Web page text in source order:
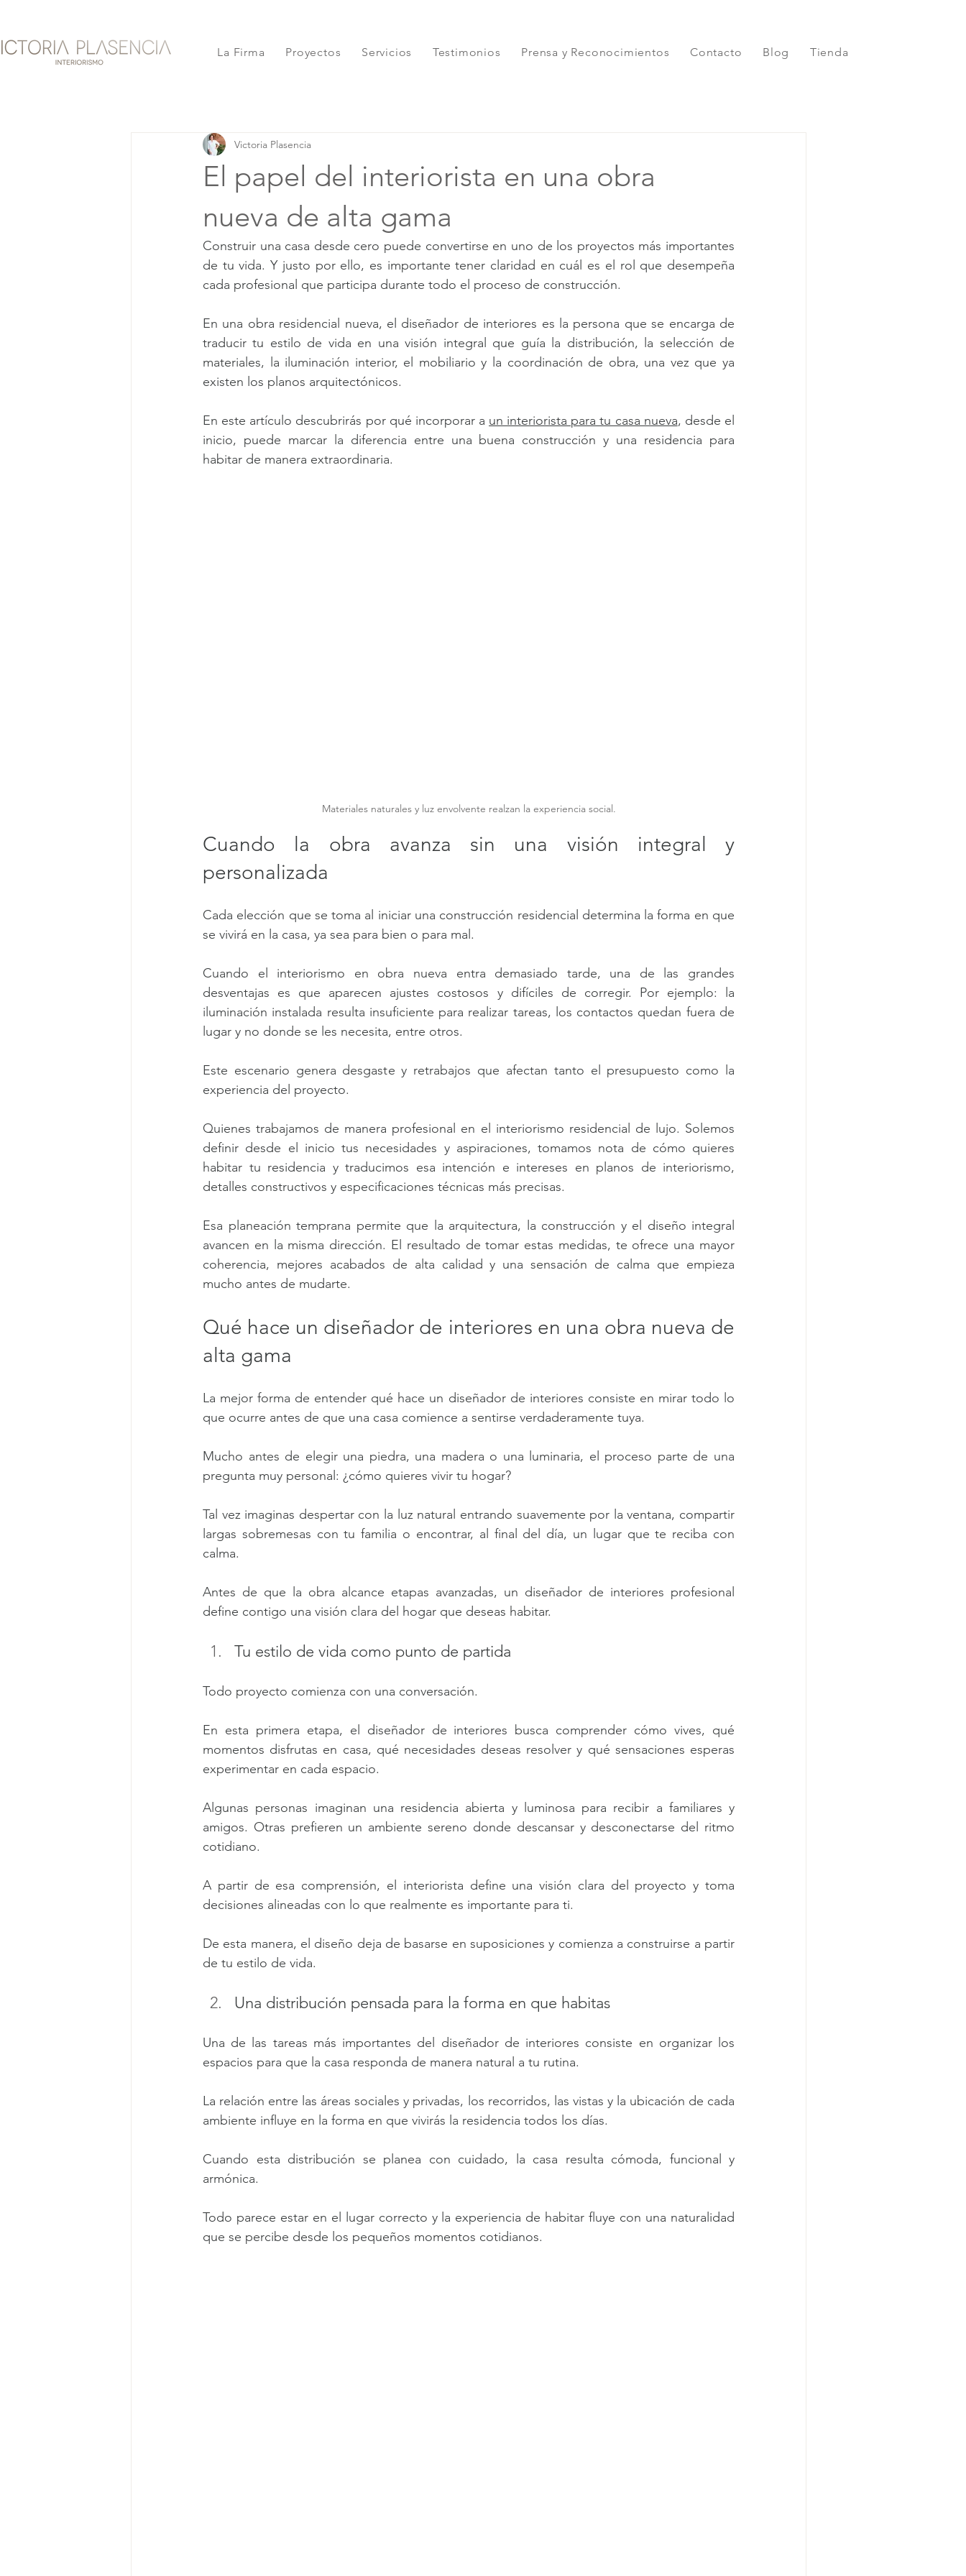
La Firma Proyectos Servicios Testimonios Prensa y Reconocimientos Contacto Blog Tienda
El papel del interiorista en una obra
nueva de alta gama
Victoria Plasencia
Construir una casa desde cero puede convertirse en uno de los proyectos más importantes
de tu vida. Y justo por ello, es importante tener claridad en cuál es el rol que desempeña
cada profesional que participa durante todo el proceso de construcción.
En una obra residencial nueva, el diseñador de interiores es la persona que se encarga de
traducir tu estilo de vida en una visión integral que guía la distribución, la selección de
materiales, la iluminación interior, el mobiliario y la coordinación de obra, una vez que ya
existen los planos arquitectónicos.
En este artículo descubrirás por qué incorporar a un interiorista para tu casa nueva, desde el
inicio, puede marcar la diferencia entre una buena construcción y una residencia para
habitar de manera extraordinaria.
Materiales naturales y luz envolvente realzan la experiencia social.
Cuando la obra avanza sin una visión integral y
personalizada
Cada elección que se toma al iniciar una construcción residencial determina la forma en que
se vivirá en la casa, ya sea para bien o para mal.
Cuando el interiorismo en obra nueva entra demasiado tarde, una de las grandes
desventajas es que aparecen ajustes costosos y difíciles de corregir. Por ejemplo: la
iluminación instalada resulta insuficiente para realizar tareas, los contactos quedan fuera de
lugar y no donde se les necesita, entre otros.
Este escenario genera desgaste y retrabajos que afectan tanto el presupuesto como la
experiencia del proyecto.
Quienes trabajamos de manera profesional en el interiorismo residencial de lujo. Solemos
definir desde el inicio tus necesidades y aspiraciones, tomamos nota de cómo quieres
habitar tu residencia y traducimos esa intención e intereses en planos de interiorismo,
detalles constructivos y especificaciones técnicas más precisas.
Esa planeación temprana permite que la arquitectura, la construcción y el diseño integral
avancen en la misma dirección. El resultado de tomar estas medidas, te ofrece una mayor
coherencia, mejores acabados de alta calidad y una sensación de calma que empieza
mucho antes de mudarte.
Qué hace un diseñador de interiores en una obra nueva de
alta gama
La mejor forma de entender qué hace un diseñador de interiores consiste en mirar todo lo
que ocurre antes de que una casa comience a sentirse verdaderamente tuya.
Mucho antes de elegir una piedra, una madera o una luminaria, el proceso parte de una
pregunta muy personal: ¿cómo quieres vivir tu hogar?
Tal vez imaginas despertar con la luz natural entrando suavemente por la ventana, compartir
largas sobremesas con tu familia o encontrar, al final del día, un lugar que te reciba con
calma.
Antes de que la obra alcance etapas avanzadas, un diseñador de interiores profesional
define contigo una visión clara del hogar que deseas habitar.
Tu estilo de vida como punto de partida
Todo proyecto comienza con una conversación.
En esta primera etapa, el diseñador de interiores busca comprender cómo vives, qué
momentos disfrutas en casa, qué necesidades deseas resolver y qué sensaciones esperas
experimentar en cada espacio.
Algunas personas imaginan una residencia abierta y luminosa para recibir a familiares y
amigos. Otras prefieren un ambiente sereno donde descansar y desconectarse del ritmo
cotidiano.
A partir de esa comprensión, el interiorista define una visión clara del proyecto y toma
decisiones alineadas con lo que realmente es importante para ti.
De esta manera, el diseño deja de basarse en suposiciones y comienza a construirse a partir
de tu estilo de vida.
Una distribución pensada para la forma en que habitas
Una de las tareas más importantes del diseñador de interiores consiste en organizar los
espacios para que la casa responda de manera natural a tu rutina.
La relación entre las áreas sociales y privadas, los recorridos, las vistas y la ubicación de cada
ambiente influye en la forma en que vivirás la residencia todos los días.
Cuando esta distribución se planea con cuidado, la casa resulta cómoda, funcional y
armónica.
Todo parece estar en el lugar correcto y la experiencia de habitar fluye con una naturalidad
que se percibe desde los pequeños momentos cotidianos.